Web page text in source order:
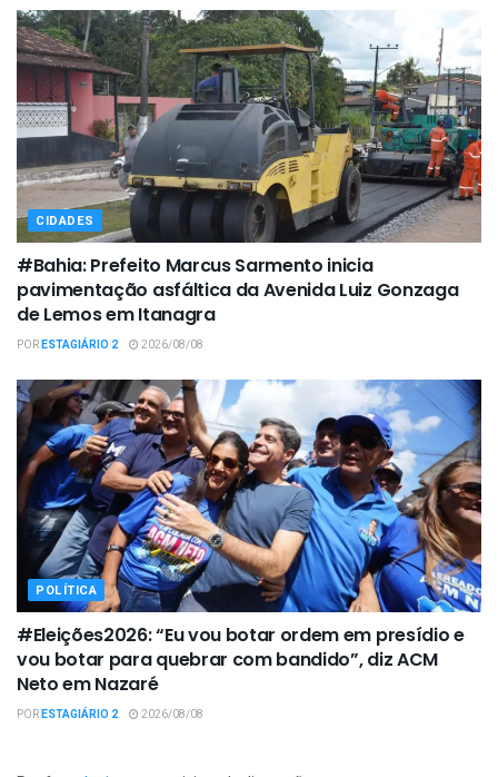
CIDADES
#Bahia: Prefeito Marcus Sarmento inicia
pavimentação asfáltica da Avenida Luiz Gonzaga
de Lemos em Itanagra
PORESTAGIÁRIO 2 2026/08/08
POLÍTICA
#Eleições2026: “Eu vou botar ordem em presídio e
vou botar para quebrar com bandido”, diz ACM
Neto em Nazaré
PORESTAGIÁRIO 2 2026/08/08